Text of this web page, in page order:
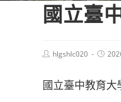
國立臺
Posthlgshlc020
Post
國立臺中教育